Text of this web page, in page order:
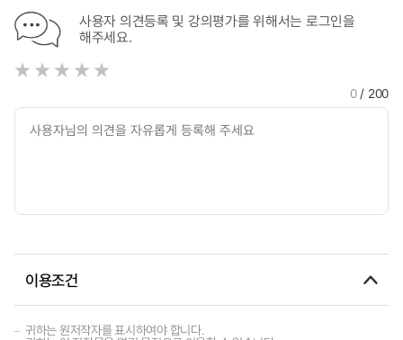
사용자 의견등록 및 강의평가를 위해서는 로그인을
해주세요.
0/ 200
이용조건
귀하는 원저작자를 표시하여야 합니다.